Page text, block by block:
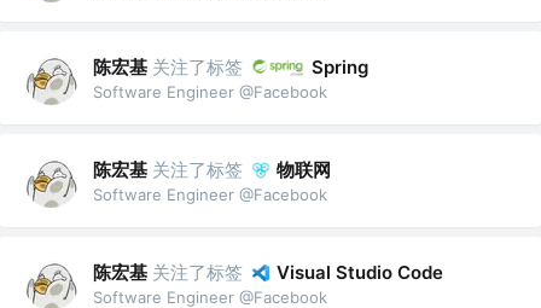
陈宏基 关注了标签 Spring
Software Engineer @Facebook
陈宏基 关注了标签 物联网
Software Engineer @Facebook
陈宏基 关注了标签 Visual Studio Code
Software Engineer @Facebook